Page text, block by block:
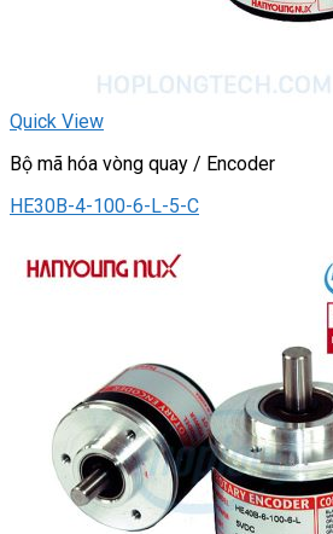
Quick View
Bộ mã hóa vòng quay / Encoder
HE30B-4-100-6-L-5-C